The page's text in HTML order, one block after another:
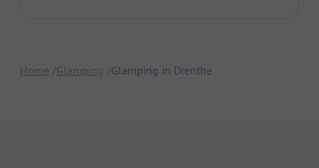
Home Glamping Glamping in Drenthe